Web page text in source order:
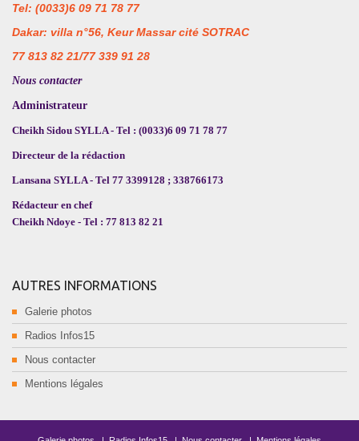
Tel: (0033)6 09 71 78 77
Dakar: villa n°56, Keur Massar cité SOTRAC
77 813 82 21/77 339 91 28
Nous contacter
Administrateur
Cheikh Sidou SYLLA - Tel : (0033)6 09 71 78 77
Directeur de la rédaction
Lansana SYLLA - Tel 77 3399128 ; 338766173
Rédacteur en chef
Cheikh Ndoye - Tel : 77 813 82 21
AUTRES INFORMATIONS
Galerie photos
Radios Infos15
Nous contacter
Mentions légales